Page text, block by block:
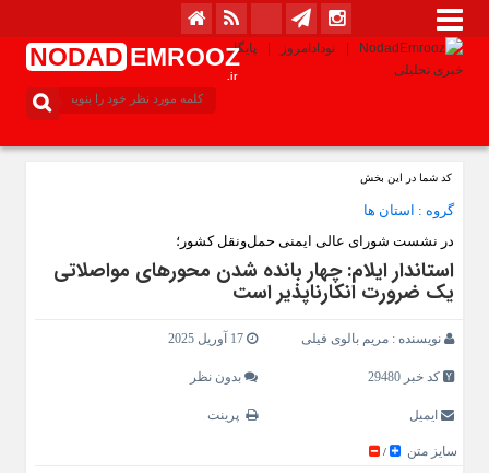
NODAD EMROOZ
.ir
کد شما در این بخش
گروه : استان ها
در نشست شورای عالی ایمنی حمل‌ونقل کشور؛
استاندار ایلام: چهار بانده شدن محورهای مواصلاتی
یک ضرورت انکارناپذیر است
نویسنده : مریم بالوی فیلی 17 آوریل 2025
کد خبر 29480 بدون نظر
ایمیل پرینت
سایز متن /